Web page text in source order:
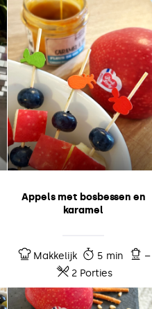
Appels met bosbessen en
karamel
Makkelijk 5 min
–
2 Porties